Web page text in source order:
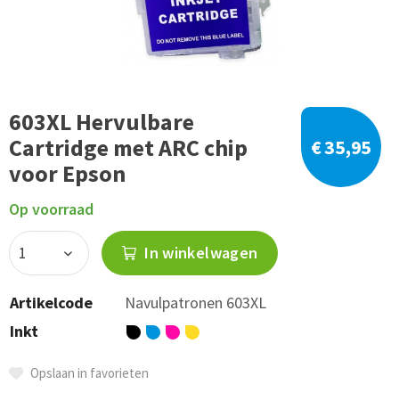
603XL Hervulbare
Cartridge met ARC chip
voor Epson
€ 35,95
Op voorraad
In winkelwagen
Artikelcode
Navulpatronen 603XL
Inkt
Opslaan in favorieten